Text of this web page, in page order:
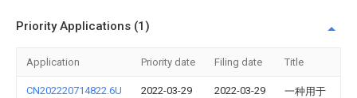
Priority Applications (1)
Application Priority date Filing date Title
CN202220714822.6U 2022-03-29 2022-03-29
一种用于